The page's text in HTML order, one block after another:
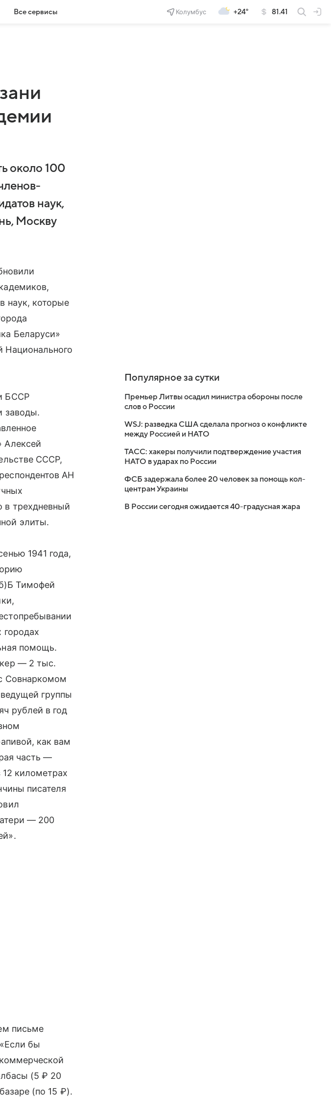
Все сервисы Колумбус +24° 81.41
около 100
наук,
Москву
наук, которые
Беларуси»
Национального
БССР
заводы.
Алексей
СССР,
АН
в трехдневный
элиты.
1941 года,
Тимофей
городах
помощь.
— 2 тыс.
Совнаркомом
группы
рублей в год
как вам
часть —
12 километрах
писателя
— 200
письме
бы
(5 ₽ 20
(по 15 ₽).
Популярное за сутки
Премьер Литвы осадил министра обороны после
слов о России
WSJ: разведка США сделала прогноз о конфликте
между Россией и НАТО
ТАСС: хакеры получили подтверждение участия
НАТО в ударах по России
ФСБ задержала более 20 человек за помощь кол-
центрам Украины
В России сегодня ожидается 40-градусная жара